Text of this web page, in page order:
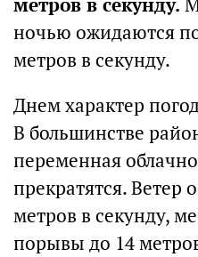
ночью ожидаются
метров в секунду.
Днем характер
В большинстве
переменная
прекратятся. Ветер
метров в секунду,
порывы до 14